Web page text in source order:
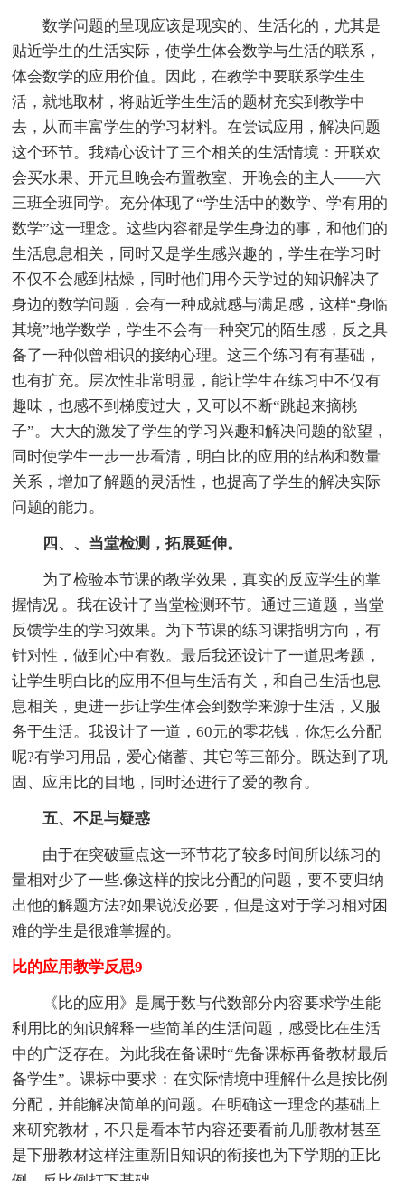
数学问题的呈现应该是现实的、生活化的，尤其是
贴近学生的生活实际，使学生体会数学与生活的联系，
体会数学的应用价值。因此，在教学中要联系学生生
活，就地取材，将贴近学生生活的题材充实到教学中
去，从而丰富学生的学习材料。在尝试应用，解决问题
这个环节。我精心设计了三个相关的生活情境：开联欢
会买水果、开元旦晚会布置教室、开晚会的主人——六
三班全班同学。充分体现了“学生活中的数学、学有用的
数学”这一理念。这些内容都是学生身边的事，和他们的
生活息息相关，同时又是学生感兴趣的，学生在学习时
不仅不会感到枯燥，同时他们用今天学过的知识解决了
身边的数学问题，会有一种成就感与满足感，这样“身临
其境”地学数学，学生不会有一种突冗的陌生感，反之具
备了一种似曾相识的接纳心理。这三个练习有有基础，
也有扩充。层次性非常明显，能让学生在练习中不仅有
趣味，也感不到梯度过大，又可以不断“跳起来摘桃
子”。大大的激发了学生的学习兴趣和解决问题的欲望，
同时使学生一步一步看清，明白比的应用的结构和数量
关系，增加了解题的灵活性，也提高了学生的解决实际
问题的能力。
四、、当堂检测，拓展延伸。
为了检验本节课的教学效果，真实的反应学生的掌
握情况 。我在设计了当堂检测环节。通过三道题，当堂
反馈学生的学习效果。为下节课的练习课指明方向，有
针对性，做到心中有数。最后我还设计了一道思考题，
让学生明白比的应用不但与生活有关，和自己生活也息
息相关，更进一步让学生体会到数学来源于生活，又服
务于生活。我设计了一道，60元的零花钱，你怎么分配
呢?有学习用品，爱心储蓄、其它等三部分。既达到了巩
固、应用比的目地，同时还进行了爱的教育。
五、不足与疑惑
由于在突破重点这一环节花了较多时间所以练习的
量相对少了一些.像这样的按比分配的问题，要不要归纳
出他的解题方法?如果说没必要，但是这对于学习相对困
难的学生是很难掌握的。
比的应用教学反思9
《比的应用》是属于数与代数部分内容要求学生能
利用比的知识解释一些简单的生活问题，感受比在生活
中的广泛存在。为此我在备课时“先备课标再备教材最后
备学生”。课标中要求：在实际情境中理解什么是按比例
分配，并能解决简单的问题。在明确这一理念的基础上
来研究教材，不只是看本节内容还要看前几册教材甚至
是下册教材这样注重新旧知识的衔接也为下学期的正比